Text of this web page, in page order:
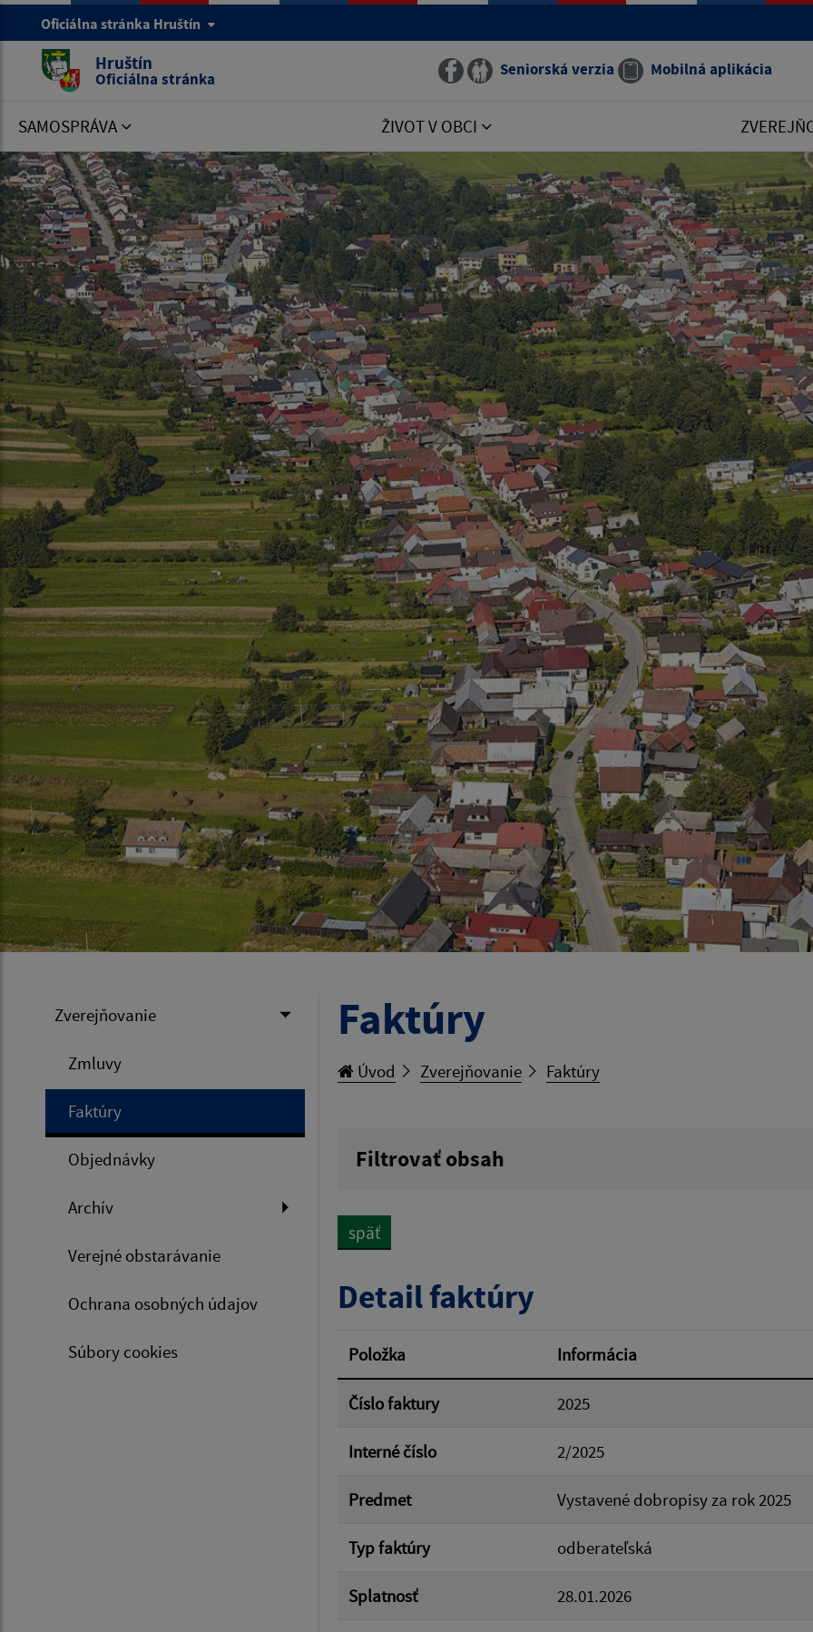
Oficiálna stránka Hruštín
Hruštín
Oficiálna stránka Seniorská verzia Mobilná aplikácia
SAMOSPRÁVA ŽIVOT V OBCI
Zverejňovanie
Zmluvy
Faktúry
Objednávky
Archív
Verejné obstarávanie
Ochrana osobných údajov
Súbory cookies
Faktúry
Úvod Zverejňovanie Faktúry
Filtrovať obsah
Suma od:
Filtrovať
späť
Detail faktúry
Položka Informácia
Číslo faktury 2025
Interné číslo 2/2025
Predmet Vystavené dobropisy za rok 2025
Typ faktúry odberateľská
Splatnosť 28.01.2026